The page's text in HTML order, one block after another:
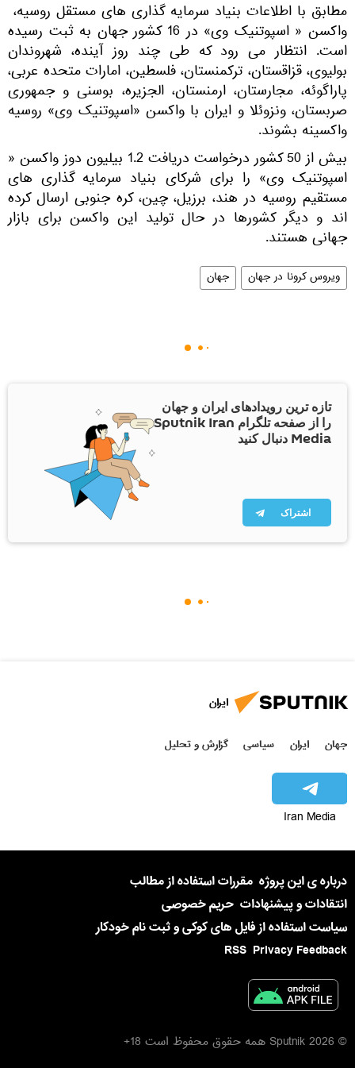
مطابق با اطلاعات بنیاد سرمایه گذاری های مستقل روسیه،
واکسن « اسپوتنیک وی» در 16 کشور جهان به ثبت رسیده
است. انتظار می رود که طی چند روز آینده، شهروندان
بولیوی، قزاقستان، ترکمنستان، فلسطین، امارات متحده عربی،
پاراگوئه، مجارستان، ارمنستان، الجزیره، بوسنی و جمهوری
صربستان، ونزوئلا و ایران با واکسن «اسپوتنیک وی» روسیه
واکسینه بشوند.
بیش از 50 کشور درخواست دریافت 1.2 بیلیون دوز واکسن «
اسپوتنیک وی» را برای شرکای بنیاد سرمایه گذاری های
مستقیم روسیه در هند، برزیل، چین، کره جنوبی ارسال کرده
اند و دیگر کشورها در حال تولید این واکسن برای بازار
جهانی هستند.
ویروس کرونا در جهان جهان
تازه ترین رویدادهای ایران و جهان
را از صفحه تلگرام Sputnik Iran
Media دنبال کنید
اشتراک
ایران
جهان ایران سیاسی گزارش و تحلیل
Iran Media
درباره ی این پروژه مقررات استفاده از مطالب
انتقادات و پیشنهادات حریم خصوصی
سیاست استفاده از فایل های کوکی و ثبت نام خودکار
Privacy Feedback
RSS
© 2026 Sputnik همه حقوق محفوظ است 18+